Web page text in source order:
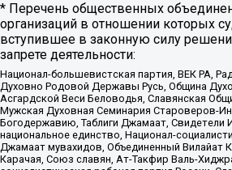
* Перечень общественных
организаций в отношении которых
вступившее в законную силу
запрете деятельности:
Национал-большевистская партия, ВЕК РА,
Духовно Родовой Державы Русь, Община
Асгардской Веси Беловодья, Славянская
Мужская Духовная Семинария Староверов-
Богодержавию, Таблиги Джамаат, Свидетели
национальное единство, Национал-
Джамаат мувахидов, Объединенный Вилайат
Карачая, Союз славян, Ат-Такфир Валь-